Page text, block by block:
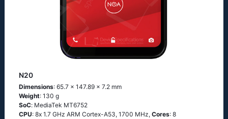
N20
Dimensions: 65.7 x 147.89 x 7.2 mm
Weight: 130 g
SoC: МеdiаТеk МТ6752
CPU: 8х 1.7 GНz АRМ Соrtех-А53, 1700 MHz, Cores: 8